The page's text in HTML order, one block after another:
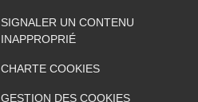
SIGNALER UN CONTENU
INAPPROPRIÉ
CHARTE COOKIES
GESTION DES COOKIES